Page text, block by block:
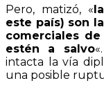
Pero, matizó, «
este país) son
comerciales
estén a salvo
intacta la vía
una posible